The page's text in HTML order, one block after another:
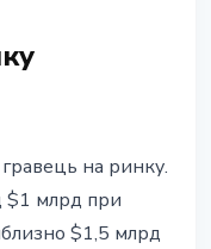
на ринку.
$1 млрд при
$1,5 млрд